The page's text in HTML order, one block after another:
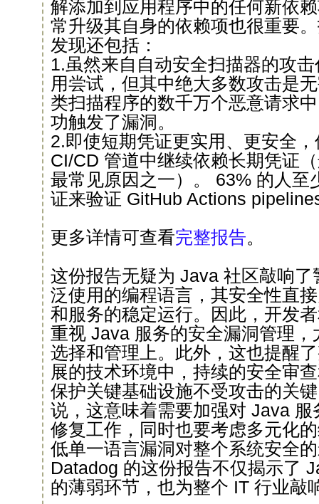
解添加到应用程序中的任何新依
常升级其自身的依赖项也很重要
发现还包括：
1.虽然来自自动安全扫描器的攻
用尝试，但其中绝大多数攻击是
类扫描程序的数千万个恶意请求
功触发了漏洞。
2.即使短期凭证更实用、更安全
CI/CD 管道中继续依赖长期凭证
最常见原因之一）。 63% 的人至
证来验证 GitHub Actions
更多详情可查看完整报告。
这份报告无疑为 Java 社区敲响
泛使用的编程语言，其安全性直
和服务的稳定运行。因此，开发
重视 Java 服务的安全漏洞管理
选择和管理上。此外，这也提醒
展的技术环境中，持续的安全审
保护关键基础设施不受攻击的关
说，这意味着需要加强对 Java
修复工作，同时也要考虑多元化
低单一语言漏洞对整个系统安全
Datadog 的这份报告不仅揭示了
的薄弱环节，也为整个 IT 行业敲